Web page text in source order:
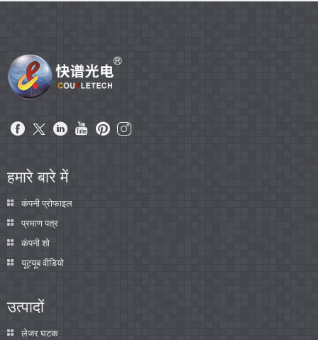
हमारे बारे में
कंपनी प्रोफाइल
प्रमाण पत्र
कंपनी शो
यूट्यूब वीडियो
उत्पादों
लेजर घटक